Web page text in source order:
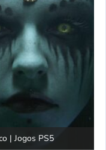
| Jogos PS5